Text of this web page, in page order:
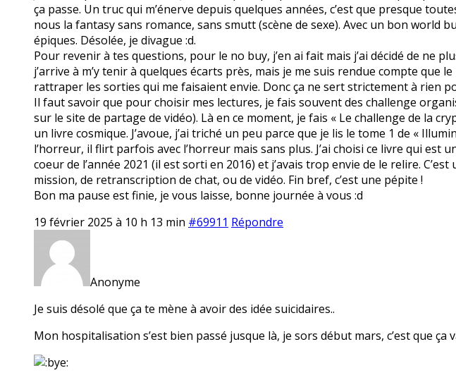
ça passe. Un truc qui m’énerve depuis quelques années, c’est que presque
nous la fantasy sans romance, sans smutt (scène de sexe). Avec un bon world
épiques. Désolée, je divague :d.
Pour revenir à tes questions, pour le no buy, j’en ai fait mais j’ai décidé de ne
j’arrive à m’y tenir à quelques écarts près, mais je me suis rendue compte que
rattraper les sorties qui me faisaient envie. Donc ça ne sert strictement à rien
Il faut savoir que pour choisir mes lectures, je fais souvent des challenge
sur le site de partage de vidéo). Là en ce moment, je fais « Le challenge de la
un livre cosmique. J’avoue, j’ai triché un peu parce que je lis le tome 1 de «
l’horreur, il flirt parfois avec l’horreur mais sans plus. J’ai choisi ce livre qui est
coeur de l’année 2021 (il est sorti en 2016) et j’avais trop envie de le relire.
mission, de retranscription de chat, ou de vidéo. Fin bref, c’est une pépite !
Bon ma pause est finie, je vous laisse, bonne journée à vous :d
19 février 2025 à 10 h 13 min #69911 Répondre
Anonyme
Je suis désolé que ça te mène à avoir des idée suicidaires..
Mon hospitalisation s’est bien passé jusque là, je sors début mars, c’est que ça